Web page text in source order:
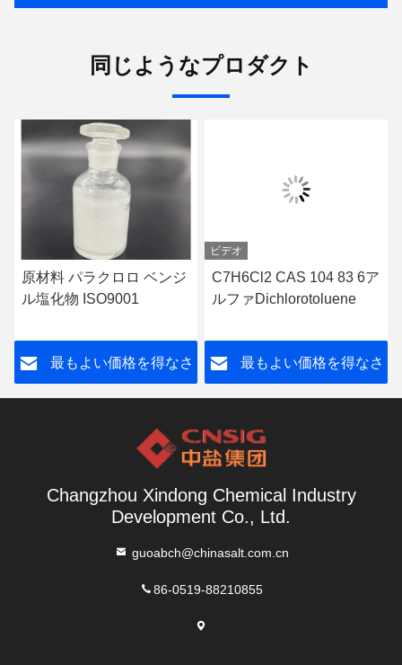
同じようなプロダクト
原材料 パラクロロ ベンジ
ル塩化物 ISO9001
最もよい価格を得なさ
ビデオ
C7H6Cl2 CAS 104 83 6ア
ルファDichlorotoluene
最もよい価格を得なさ
Changzhou Xindong Chemical Industry
Development Co., Ltd.
guoabch@chinasalt.com.cn
86-0519-88210855